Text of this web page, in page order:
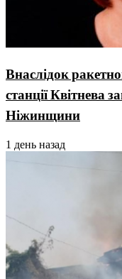
Внаслідок
станції Квітнева
Ніжинщини
1 день назад